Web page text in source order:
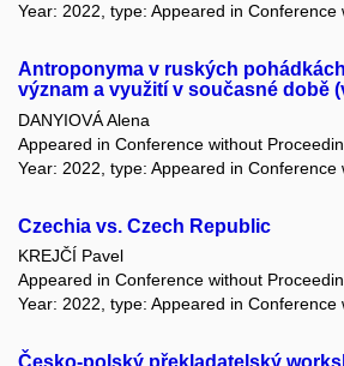
Year: 2022, type: Appeared in Conference
Antroponyma v ruských
význam a využití v současné době
DANYIOVÁ Alena
Appeared in Conference without
Year: 2022, type: Appeared in Conference
Czechia vs. Czech Republic
KREJČÍ Pavel
Appeared in Conference without
Year: 2022, type: Appeared in Conference
Česko-polský překladatelský